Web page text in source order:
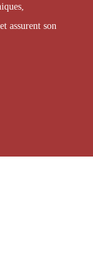
assurent son